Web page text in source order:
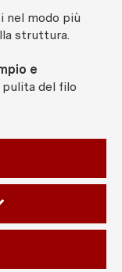
nel modo più
struttura.
e
pulita del filo